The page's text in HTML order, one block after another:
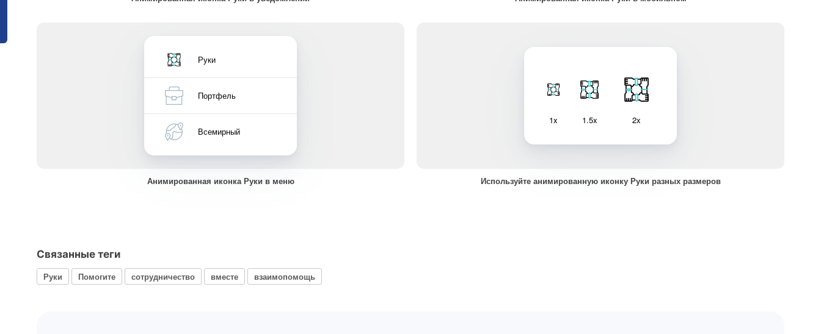
Руки
Портфель
Всемирный
Анимированная иконка Руки в меню
1x 1.5x 2x
Используйте анимированную иконку Руки разных размеров
Связанные теги
Руки Помогите сотрудничество вместе взаимопомощь